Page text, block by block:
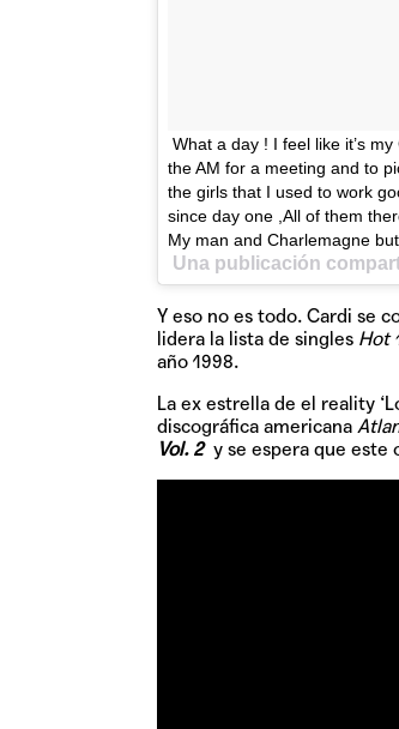
What a day ! I feel like it’s
the AM for a meeting and to
the girls that I used to work
since day one ,All of them
My man and Charlemagne
Una publicación
Y eso no es todo. Cardi se
lidera la lista de singles Hot
año 1998.
La ex estrella de el reality
discográfica americana
Vol. 2 y se espera que este